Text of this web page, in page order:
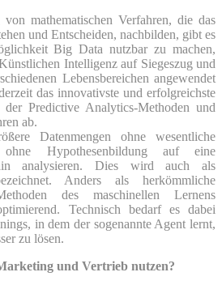
mathematischen Verfahren, die das
und Entscheiden, nachbilden, gibt es
Big Data nutzbar zu machen,
Intelligenz auf Siegeszug und
Lebensbereichen angewendet
das innovativste und erfolgreichste
Predictive Analytics-Methoden und
ab.
Datenmengen ohne wesentliche
Hypothesenbildung auf eine
hin analysieren. Dies wird auch als
Anders als herkömmliche
des maschinellen Lernens
Technisch bedarf es dabei
in dem der sogenannte Agent lernt,
zu lösen.
und Vertrieb nutzen?